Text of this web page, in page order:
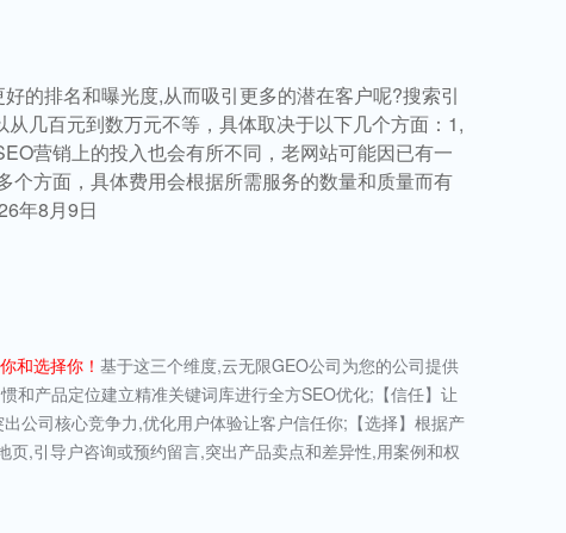
的排名和曝光度,从而吸引更多的潜在客户呢?搜索引
几百元到数万元不等，具体取决于以下几个方面：1,
营销上的投入也会有所不同，老网站可能因已有一
方面，具体费用会根据所需服务的数量和质量而有
年8月9日
和选择你！ 基于这三个维度,云无限GEO公司为您的公司提供
和产品定位建立精准关键词库进行全方SEO优化;【信任】让
公司核心竞争力,优化用户体验让客户信任你;【选择】根据产
页,引导户咨询或预约留言,突出产品卖点和差异性,用案例和权